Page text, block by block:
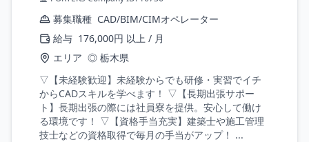
募集職種 CAD/BIM/CIMオペレーター
給与 176,000円 以上 / 月
エリア ◎ 栃木県
▽【未経験歓迎】未経験からでも研修・実習でイチ
からCADスキルを学べます！ ▽【長期出張サポー
ト】長期出張の際には社員寮を提供。安心して働け
る環境です！ ▽【資格手当充実】建築士や施工管理
技士などの資格取得で毎月の手当がアップ！ ...